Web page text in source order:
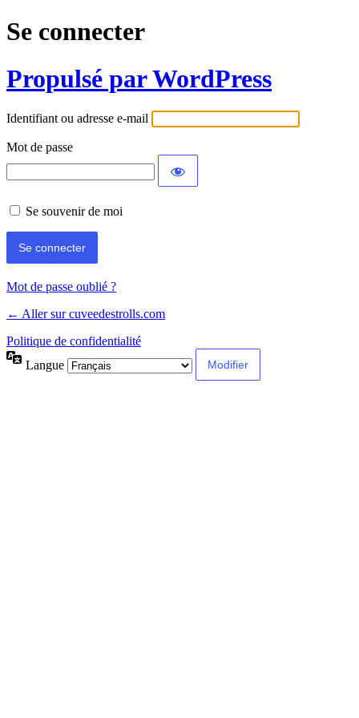
Se connecter
Propulsé par WordPress
Identifiant ou adresse e-mail
Mot de passe
Se souvenir de moi
Mot de passe oublié ?
← Aller sur cuveedestrolls.com
Politique de confidentialité
Langue